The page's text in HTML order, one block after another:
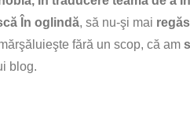
În oglindă, să nu-şi mai
fără un scop, că am
blog.